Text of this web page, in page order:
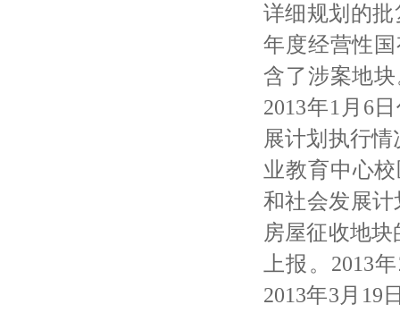
详细规划的批
年度经营性
含了涉案地
2013年1月6
展计划执行
业教育中心
和社会发展计
房屋征收地
上报。2013
2013年3月19